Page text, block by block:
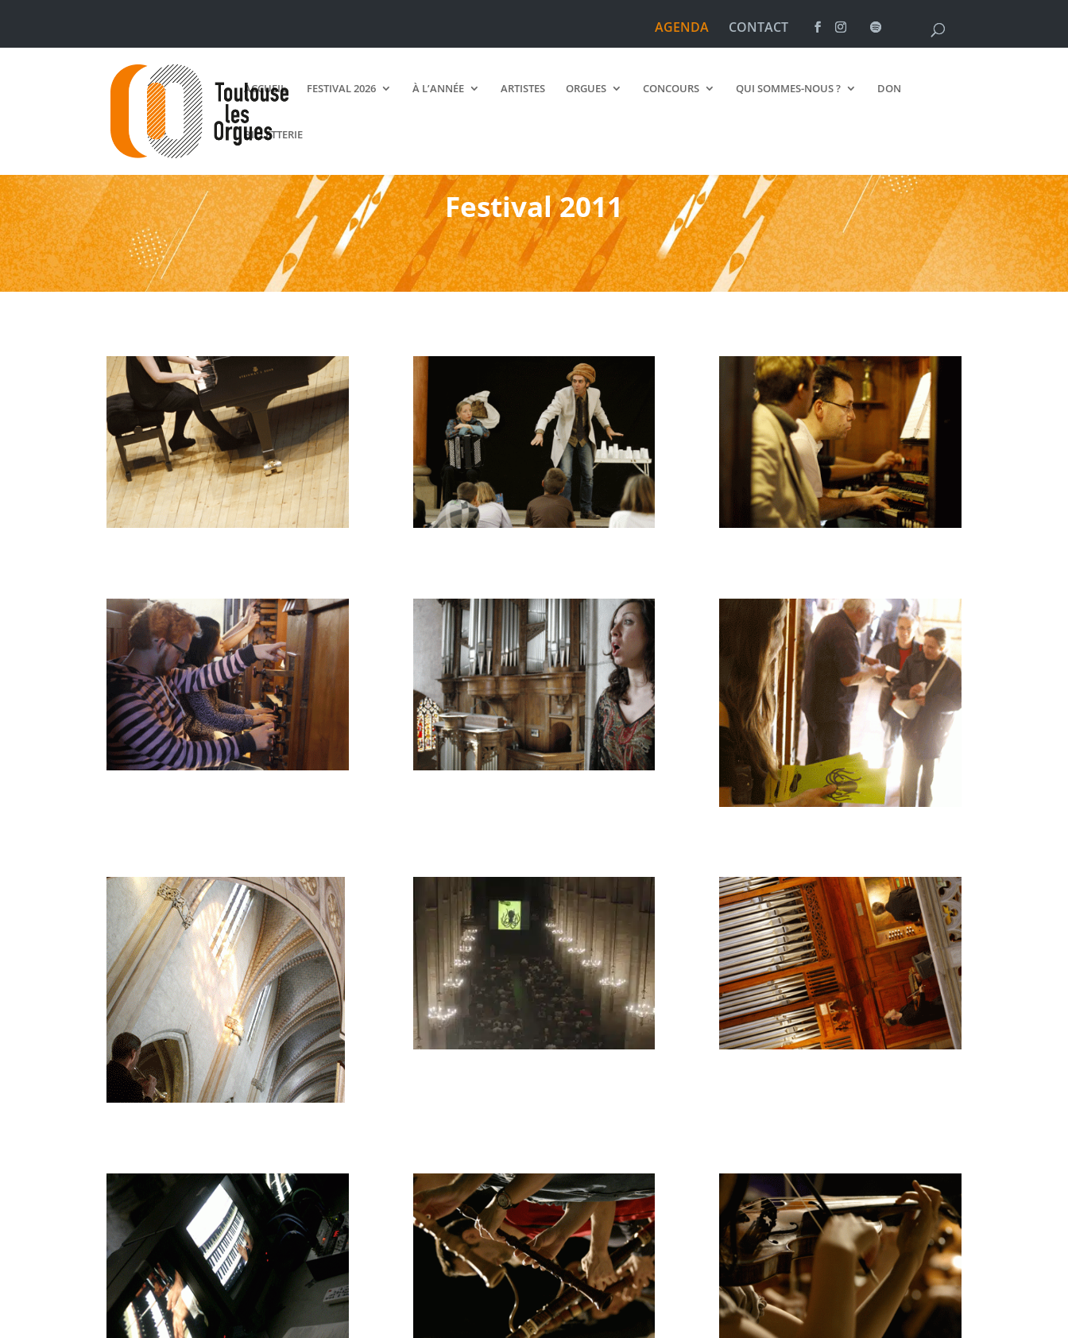
AGENDA CONTACT
ACCUEIL FESTIVAL 2026 À L’ANNÉE ARTISTES ORGUES CONCOURS QUI SOMMES-NOUS ? DON
BILLETTERIE
Festival 2011